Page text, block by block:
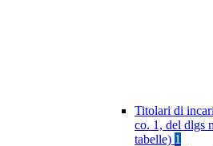
Titolari di
co. 1, del dlgs
tabelle) 1